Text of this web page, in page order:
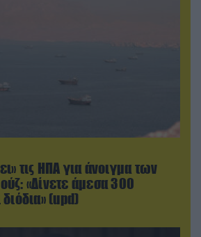
τις ΗΠΑ για άνοιγμα των
«Δίνετε άμεσα 300
(upd)